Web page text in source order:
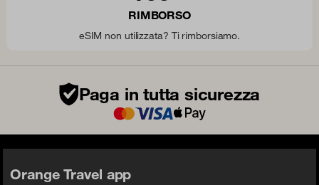
RIMBORSO
eSIM non utilizzata? Ti rimborsiamo.
Paga in tutta sicurezza
Orange Travel app